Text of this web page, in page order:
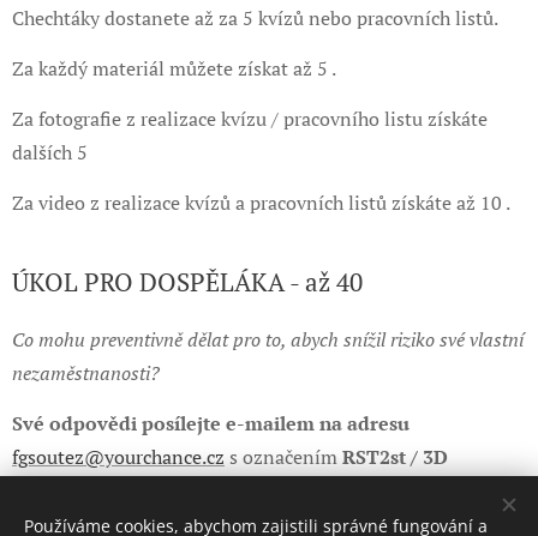
Chechtáky dostanete až za 5 kvízů nebo pracovních listů.
Za každý materiál můžete získat až 5 .
Za fotografie z realizace kvízu / pracovního listu získáte
dalších 5
Za video z realizace kvízů a pracovních listů získáte až 10 .
ÚKOL PRO DOSPĚLÁKA - až 40
Co mohu preventivně dělat pro to, abych snížil riziko své vlastní
nezaměstnanosti?
Své odpovědi posílejte e-mailem na adresu
fgsoutez@yourchance.cz s označenímRST2st / 3D
Používáme cookies, abychom zajistili správné fungování a